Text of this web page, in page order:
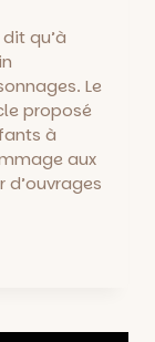
qu’à
Le
proposé
à
aux